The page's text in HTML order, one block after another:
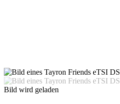
Bild wird geladen